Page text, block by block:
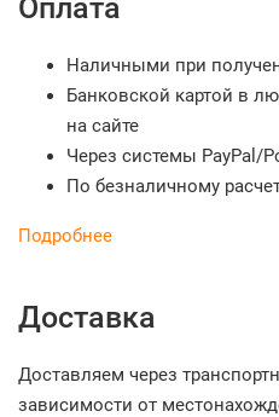
Оплата
Наличными при
Банковской картой в
на сайте
Через системы PayPal/
По безналичному
Подробнее
Доставка
Доставляем через
зависимости от